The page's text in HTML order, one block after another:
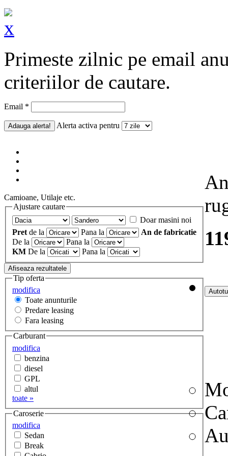
Primeste zilnic pe email
criteriilor de cautare.
Email *
Alerta activa pentru
Camioane, Utilaje etc.
Ajustare cautare
Doar masini noi
Pret de la Pana la
An de fabricatie
De la
Pana la
KM De la Pana la
modifica
Tip oferta
Toate anunturile
Predare leasing
Fara leasing
modifica
Carburant
benzina
diesel
GPL
altul
toate »
modifica
Caroserie
Sedan
Break